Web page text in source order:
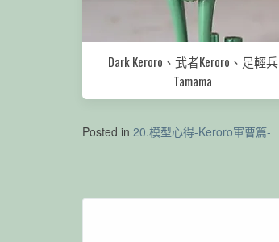
Dark Keroro、武者Keroro、足輕兵
Tamama
Posted in 20.模型心得-Keroro軍曹篇-
navigation